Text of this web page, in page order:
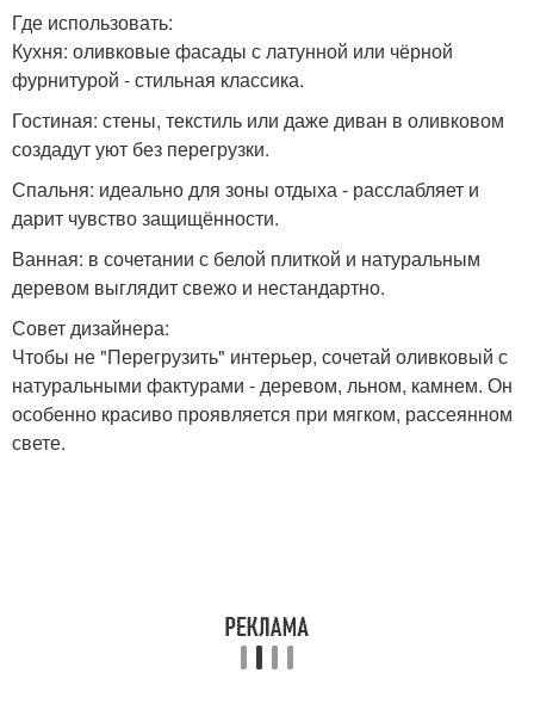
Где использовать:
Кухня: оливковые фасады с латунной или чёрной
фурнитурой - стильная классика.
Гостиная: стены, текстиль или даже диван в оливковом
создадут уют без перегрузки.
Спальня: идеально для зоны отдыха - расслабляет и
дарит чувство защищённости.
Ванная: в сочетании с белой плиткой и натуральным
деревом выглядит свежо и нестандартно.
Совет дизайнера:
Чтобы не "Перегрузить" интерьер, сочетай оливковый с
натуральными фактурами - деревом, льном, камнем. Он
особенно красиво проявляется при мягком, рассеянном
свете.